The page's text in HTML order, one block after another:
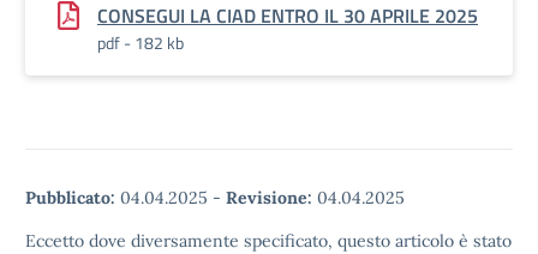
CONSEGUI LA CIAD ENTRO IL 30 APRILE 2025
pdf - 182 kb
Pubblicato: 04.04.2025 - Revisione: 04.04.2025
Eccetto dove diversamente specificato, questo articolo è stato